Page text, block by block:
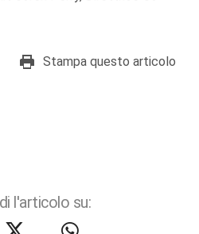
Stampa questo articolo
l'articolo su: